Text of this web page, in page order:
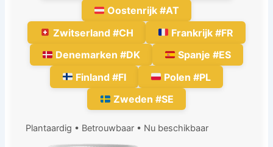
Oostenrijk #AT
Zwitserland #CH
Frankrijk #FR
Denemarken #DK
Spanje #ES
Finland #FI
Polen #PL
Zweden #SE
Plantaardig • Betrouwbaar • Nu beschikbaar